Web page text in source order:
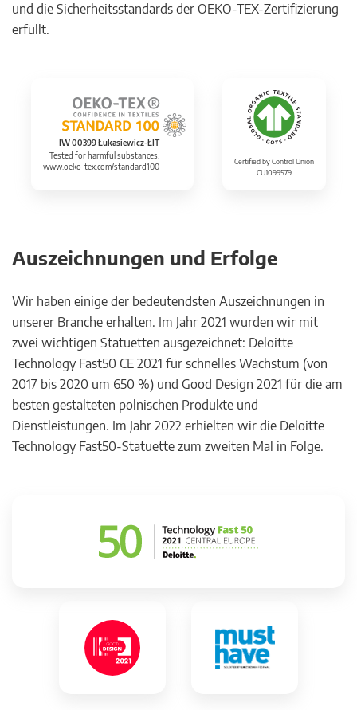
und die Sicherheitsstandards der OEKO-TEX-Zertifizierung
erfüllt.
IW 00399 Łukasiewicz-ŁIT
Tested for harmful substances.
www.oeko-tex.com/standard100
Certified by Control Union
CU1099579
Auszeichnungen und Erfolge
Wir haben einige der bedeutendsten Auszeichnungen in
unserer Branche erhalten. Im Jahr 2021 wurden wir mit
zwei wichtigen Statuetten ausgezeichnet: Deloitte
Technology Fast50 CE 2021 für schnelles Wachstum (von
2017 bis 2020 um 650 %) und Good Design 2021 für die am
besten gestalteten polnischen Produkte und
Dienstleistungen. Im Jahr 2022 erhielten wir die Deloitte
Technology Fast50-Statuette zum zweiten Mal in Folge.